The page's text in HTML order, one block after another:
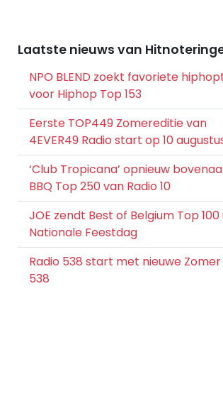
Laatste nieuws van
NPO BLEND zoekt favoriete
voor Hiphop Top 153
Eerste TOP449 Zomereditie van
4EVER49 Radio start op 10
‘Club Tropicana’ opnieuw
BBQ Top 250 van Radio 10
JOE zendt Best of Belgium Top
Nationale Feestdag
Radio 538 start met nieuwe
538